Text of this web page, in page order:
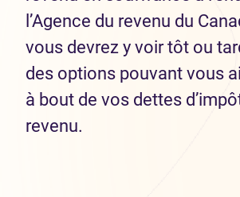
l’Agence du revenu du
vous devrez y voir tôt ou
des options pouvant vous
à bout de vos dettes
revenu.